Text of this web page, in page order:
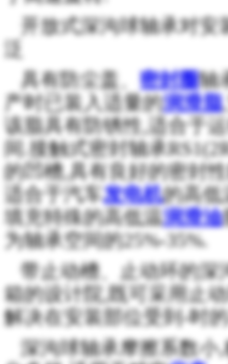
开放式深沟球轴承对
泛
具有防尘盖、 密封圈轴
产时已装入适量的润滑脂
该脂具有防锈性,适合于
间.接触式密封轴承
的凹槽,具有良好的密封
适合于汽车发电机的高低
填充特殊的高低温润滑油
为轴承空间的25%-35%.
带止动槽、止动环的深
箱的设计院,既可采用止
解决在安装部位受到-时
深沟球轴承摩擦系数